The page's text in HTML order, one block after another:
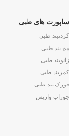
ساپورت های طبی
گردنبند طبی
مچ بند طبی
زانوبند طبی
کمربند طبی
قوزک بند طبی
جوراب واریس